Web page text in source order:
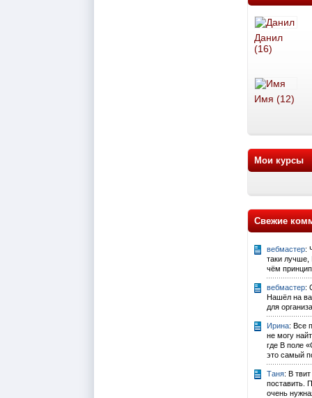
Данил
(16)
Имя (12)
Мои курсы
Свежие
вебмастер:
таки лучше,
чём
вебмастер:
Нашёл на
для
Ирина: Все
не могу
где В поле
это самый
Таня: В
поставить.
очень